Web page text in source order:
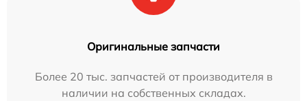
Оригинальные запчасти
Более 20 тыс. запчастей от производителя в
наличии на собственных складах.